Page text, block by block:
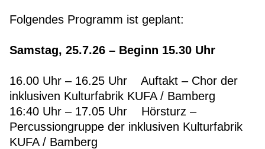
Folgendes Programm ist geplant:
Samstag, 25.7.26 – Beginn 15.30 Uhr
16.00 Uhr – 16.25 Uhr Auftakt – Chor der
inklusiven Kulturfabrik KUFA / Bamberg
16:40 Uhr – 17.05 Uhr Hörsturz –
Percussiongruppe der inklusiven Kulturfabrik
KUFA / Bamberg